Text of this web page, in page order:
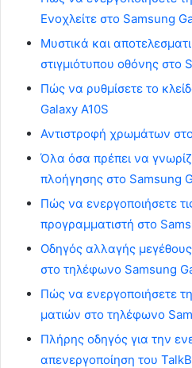
Ενοχλείτε στο Samsung
Μυστικά και
στιγμιότυπου οθόνης στο
Πώς να ρυθμίσετε το
Galaxy A10S
Αντιστροφή χρωμάτων
Όλα όσα πρέπει να
πλοήγησης στο Samsung
Πώς να ενεργοποιήσετε
προγραμματιστή στο
Οδηγός αλλαγής
στο τηλέφωνο Samsung
Πώς να ενεργοποιήσετε
ματιών στο τηλέφωνο
Πλήρης οδηγός για την
απενεργοποίηση του